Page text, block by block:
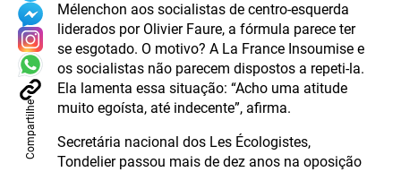
Compartilhe
Mélenchon aos socialistas de centro-esquerda
liderados por Olivier Faure, a fórmula parece ter
se esgotado. O motivo? A La France Insoumise e
os socialistas não parecem dispostos a repeti-la.
Ela lamenta essa situação: “Acho uma atitude
muito egoísta, até indecente”, afirma.
Secretária nacional dos Les Écologistes,
Tondelier passou mais de dez anos na oposição